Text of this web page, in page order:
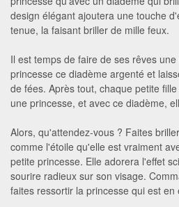
design élégant ajoutera une touche
tenue, la faisant briller de mille feux.
Il est temps de faire de ses rêves
princesse ce diadème argenté et
de fées. Après tout, chaque petite
une princesse, et avec ce diadème,
Alors, qu'attendez-vous ? Faites
comme l'étoile qu'elle est vraiment
petite princesse. Elle adorera l'effet
sourire radieux sur son visage.
faites ressortir la princesse qui est en